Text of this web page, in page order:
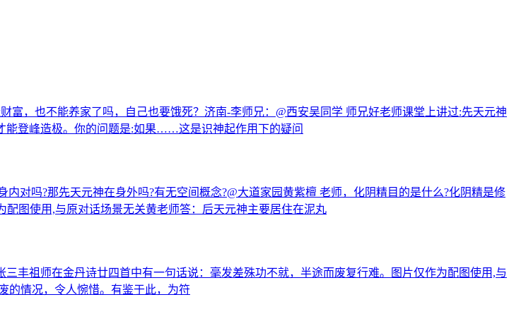
，也不能养家了吗，自己也要饿死？济南-李师兄：@西安吴同学 师兄好老师课堂上讲过:先天元神
能登峰造极。你的问题是:如果……这是识神起作用下的疑问
对吗?那先天元神在身外吗?有无空间概念?@大道家园黄紫檀 老师，化阴精目的是什么?化阴精是修
图使用,与原对话场景无关黄老师答：后天元神主要居住在泥丸
丰祖师在金丹诗廿四首中有一句话说：毫发差殊功不就，半途而废复行难。图片仅作为配图使用,与
的情况，令人惋惜。有鉴于此，为符